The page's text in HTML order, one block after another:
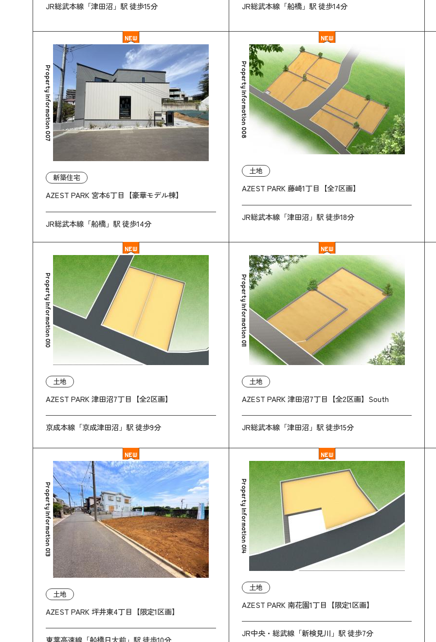
JR総武本線「津田沼」駅 徒歩15分 JR総武本線「船橋」駅 徒歩14分
NEW
新築住宅
AZEST PARK 宮本6丁目【豪華モデル棟】
JR総武本線「船橋」駅 徒歩14分
Property Information 007
NEW
土地
AZEST PARK 藤崎1丁目【全7区画】
JR総武本線「津田沼」駅 徒歩18分
Property Information 008
NEW
土地
AZEST PARK 津田沼7丁目【全2区画】
京成本線「京成津田沼」駅 徒歩9分
Property Information 010
NEW
土地
AZEST PARK 津田沼7丁目【全2区画】South
JR総武本線「津田沼」駅 徒歩15分
Property Information 011
NEW
土地
AZEST PARK 坪井東4丁目【限定1区画】
東葉高速線「船橋日大前」駅 徒歩10分
Property Information 013
NEW
土地
AZEST PARK 南花園1丁目【限定1区画】
JR中央・総武線「新検見川」駅 徒歩7分
Property Information 014